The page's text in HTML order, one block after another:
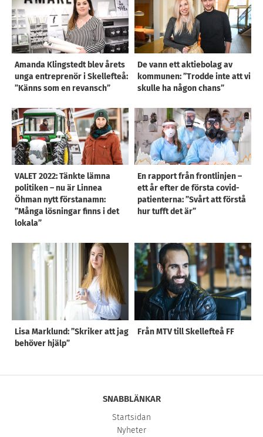
Amanda Klingstedt blev årets
unga entreprenör i Skellefteå:
”Känns som en revansch”
De vann ett aktiebolag av
kommunen: ”Trodde inte att vi
skulle ha någon chans”
VALET 2022: Tänkte lämna
politiken – nu är Linnea
Öhman nytt förstanamn:
”Många lösningar finns i det
lokala”
En rapport från frontlinjen –
ett år efter de första covid-
patienterna: ”Svårt att förstå
hur tufft det är”
Lisa Marklund: ”Skriker att jag
behöver hjälp”
Från MTV till Skellefteå FF
SNABBLÄNKAR
Startsidan
Nyheter